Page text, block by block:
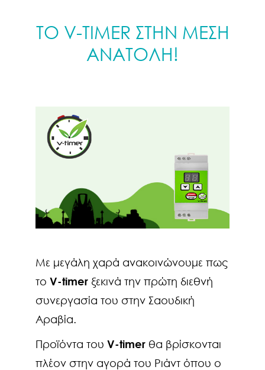
TO V-TIMER ΣΤΗΝ ΜΕΣΗ
ΑΝΑΤΟΛΗ!
Με μεγάλη χαρά ανακοινώνουμε πως
το V-timer ξεκινά την πρώτη διεθνή
συνεργασία του στην Σαουδική
Αραβία.
Προϊόντα του V-timer θα βρίσκονται
πλέον στην αγορά του Ριάντ όπου ο